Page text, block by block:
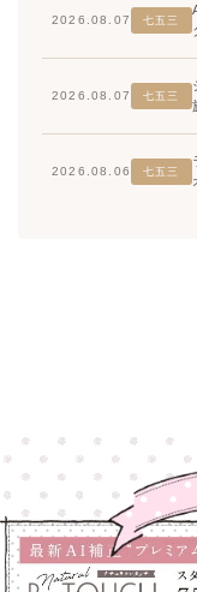
2026.08.07 七五三
2026.08.07 七五三
2026.08.06 七五三